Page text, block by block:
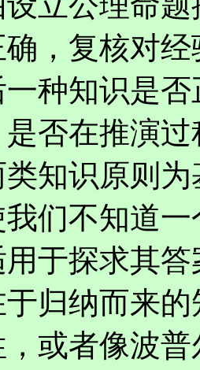
，复核对
种知识是
否在推演
知识原则
们不知道
于探求其
归纳而来
或者像波